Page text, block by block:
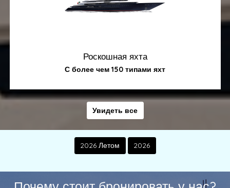
Роскошная яхта
С более чем 150 типами яхт
Увидеть все
2026 Летом 2026